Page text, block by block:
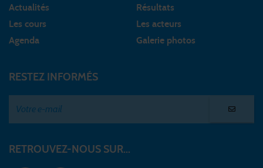
Actualités
Les cours
Agenda
Résultats
Les acteurs
Galerie photos
RESTEZ INFORMÉS
RETROUVEZ-NOUS SUR...